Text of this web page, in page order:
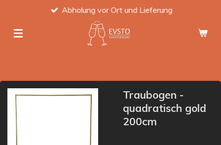
springen
Abholung vor Ort und Lieferung
Traubogen -
quadratisch gold
200cm